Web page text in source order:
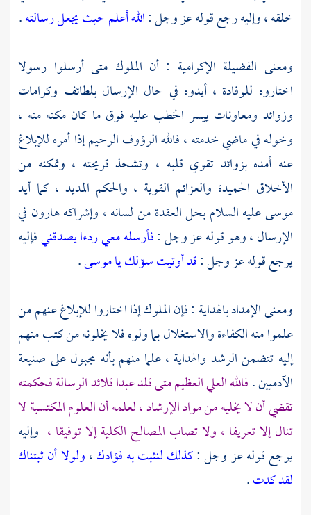
خلقه ، وإليه رجع قوله عز وجل :الله أعلم حيث يجعل رسالته.
ومعنى الفضيلة الإكرامية : أن الملوك متى أرسلوا رسولا
اختاروه للوفادة ، أيدوه في حال الإرسال بلطائف وكرامات
وزوائد ومعاونات ييسر الخطب عليه فوق ما كان مكنه منه ،
وخوله في ماضي خدمته ، فالله الرؤوف الرحيم إذا أمره للإبلاغ
عنه أمده بزوائد تقوي قلبه ، وتشحذ قريحته ، وتمكنه من
الأخلاق الحميدة والعزائم القوية ، والحكم المديد ، كما أيد
موسىعليه السلام بحل العقدة من لسانه ، وإشراكه هارون في
الإرسال ، وهو قوله عز وجل :فأرسله معي ردءا يصدقنيفإليه
يرجع قوله عز وجل :قد أوتيت سؤلك يا موسى.
ومعنى الإمداد بالهداية : فإن الملوك إذا اختاروا للإبلاغ عنهم من
علموا منه الكفاءة والاستغلال بما ولوه فلا يخلونه من كتب منهم
إليه تتضمن الرشد والهداية ، علما منهم بأنه مجبول على صنيعة
الآدميين .فالله العلي العظيم متى قلد عبدا قلائد الرسالة فحكمته
تقضي أن لا يخليه من مواد الإرشاد ، لعلمه أن العلوم المكتسبة لا
تنال إلا تعريفا ، ولا تصاب المصالح الكلية إلا توفيقا ، وإليه
يرجع قوله عز وجل :كذلك لنثبت به فؤادك،ولولا أن ثبتناك
لقد كدت.